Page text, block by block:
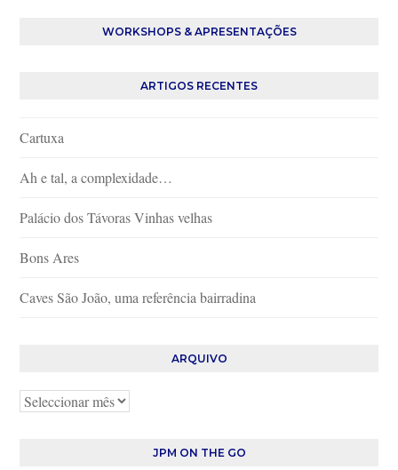
WORKSHOPS & APRESENTAÇÕES
ARTIGOS RECENTES
Cartuxa
Ah e tal, a complexidade…
Palácio dos Távoras Vinhas velhas
Bons Ares
Caves São João, uma referência bairradina
ARQUIVO
Arquivo
JPM ON THE GO